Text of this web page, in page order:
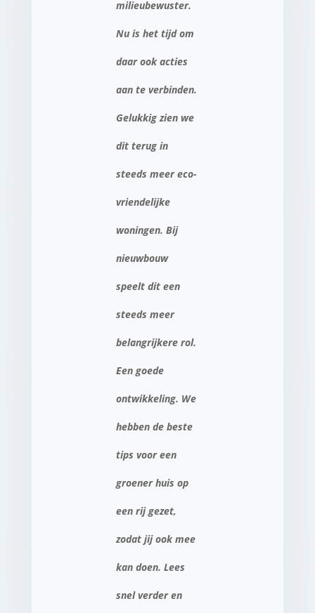
milieubewuster.
Nu is het tijd om
daar ook acties
aan te verbinden.
Gelukkig zien we
dit terug in
steeds meer eco-
vriendelijke
woningen. Bij
nieuwbouw
speelt dit een
steeds meer
belangrijkere rol.
Een goede
ontwikkeling. We
hebben de beste
tips voor een
groener huis op
een rij gezet,
zodat jij ook mee
kan doen. Lees
snel verder en